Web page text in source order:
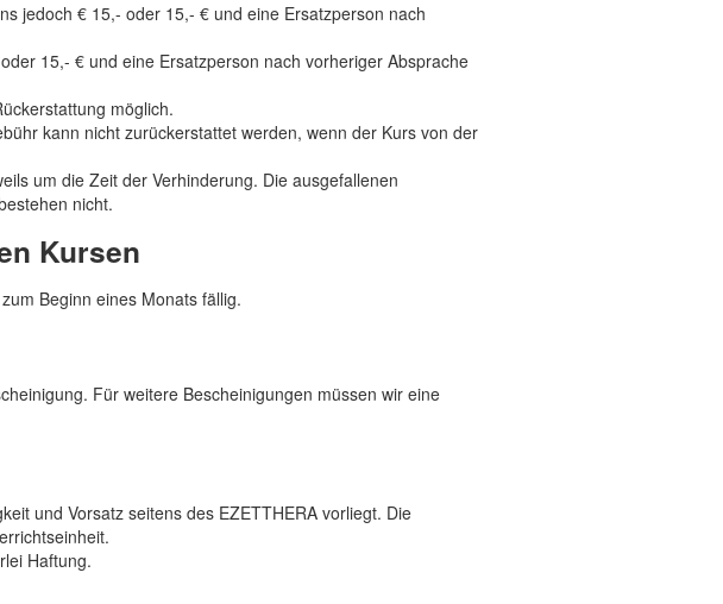
jedoch € 15,- oder 15,- € und eine Ersatzperson nach
15,- € und eine Ersatzperson nach vorheriger Absprache
möglich.
kann nicht zurückerstattet werden, wenn der Kurs von der
um die Zeit der Verhinderung. Die ausgefallenen
nicht.
Kursen
Beginn eines Monats fällig.
Für weitere Bescheinigungen müssen wir eine
und Vorsatz seitens des EZETTHERA vorliegt. Die
Haftung.